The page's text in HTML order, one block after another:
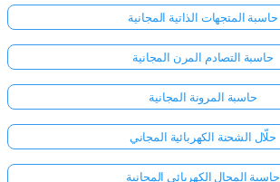
سجّل
الدخول
هنا!
الدعم:
حاسبة المتجهات الذاتية المجانية
حاسبة التصادم المرن المجانية
حاسبة المرونة المجانية
حلّال الشحنة الكهربائية المجاني
حاسبة المجال الكهربائي المجانية